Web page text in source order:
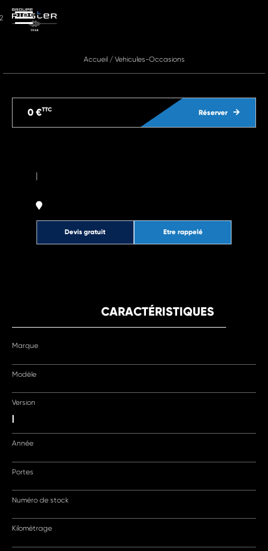
Accueil/ Vehicules-Occasions
Réserver
0 €TTC
|
Etre rappelé
Devis gratuit
CARACTÉRISTIQUES
Marque
Modèle
Version
|
Année
Portes
Numéro de stock
Kilométrage